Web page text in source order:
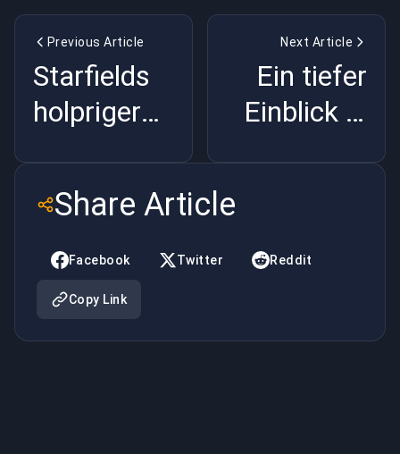
Previous Article
Starfields
holpriger
tiefer Blick
auf die
frühen
Bugs des
Next Article
Ein tiefer
Einblick in
7.33e von
Share Article
Facebook Twitter Reddit
Copy Link